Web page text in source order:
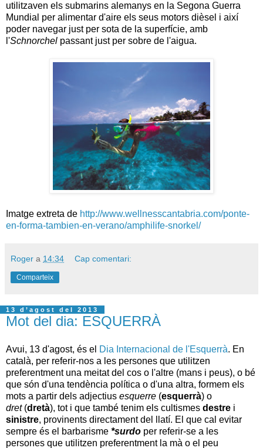
utilitzaven els submarins alemanys en la Segona Guerra
Mundial per alimentar d'aire els seus motors dièsel i així
poder navegar just per sota de la superfície, amb
l'Schnorchel passant just per sobre de l'aigua.
Imatge extreta de http://www.wellnesscantabria.com/ponte-
en-forma-tambien-en-verano/amphilife-snorkel/
Roger a 14:34 Cap comentari:
Comparteix
13 d’agost del 2013
Mot del dia: ESQUERRÀ
Avui, 13 d'agost, és el Dia Internacional de l'Esquerrà. En
català, per referir-nos a les persones que utilitzen
preferentment una meitat del cos o l'altre (mans i peus), o bé
que són d'una tendència política o d'una altra, formem els
mots a partir dels adjectius esquerre (esquerrà) o
dret (dretà), tot i que també tenim els cultismes destre i
sinistre, provinents directament del llatí. El que cal evitar
sempre és el barbarisme *surdo per referir-se a les
persones que utilitzen preferentment la mà o el peu